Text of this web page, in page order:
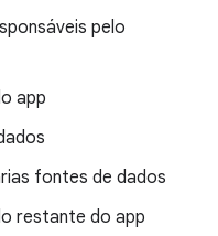
pelo
app
fontes de dados
restante do app